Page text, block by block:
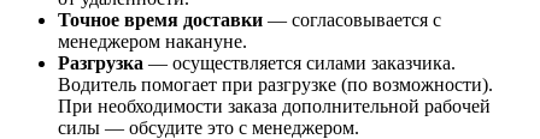
Точное время доставки — согласовывается с
менеджером накануне.
Разгрузка — осуществляется силами заказчика.
Водитель помогает при разгрузке (по возможности).
При необходимости заказа дополнительной рабочей
силы — обсудите это с менеджером.